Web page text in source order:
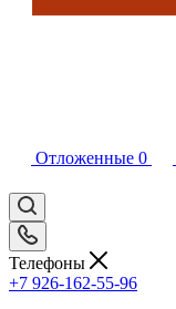
Отложенные 0
Телефоны
+7 926-162-55-96